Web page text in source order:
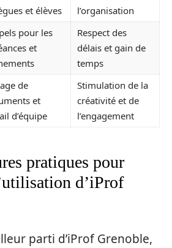
et élèves
l’organisation
pour les
et
Respect des
délais et gain de
temps
de
et
d’équipe
Stimulation de la
créativité et de
l’engagement
pratiques pour
d’iProf
parti d’iProf Grenoble,